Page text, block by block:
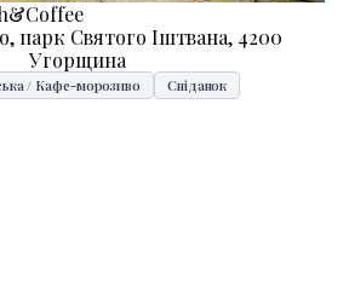
парк Святого Іштвана, 4200
Угорщина
/ Кафе-морозиво Сніданок